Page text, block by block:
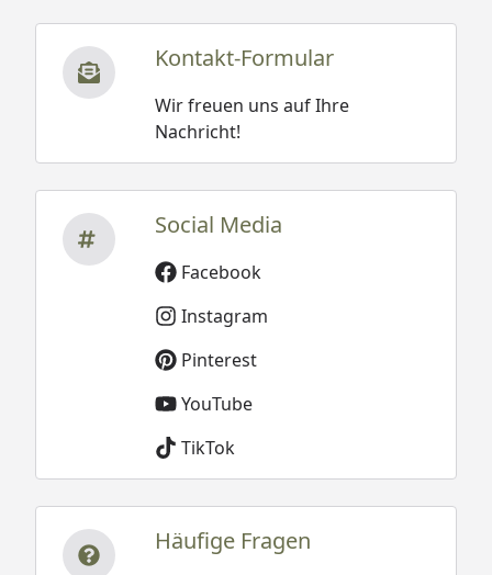
Kontakt-Formular
Wir freuen uns auf Ihre
Nachricht!
Social Media
Facebook
Instagram
Pinterest
YouTube
TikTok
Häufige Fragen